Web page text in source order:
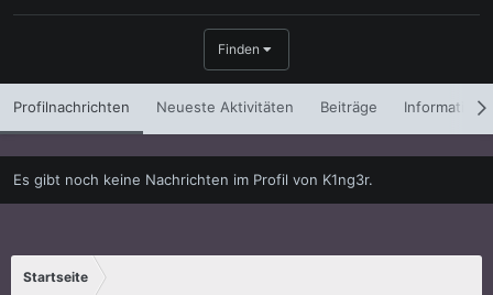
Finden
Profilnachrichten Neueste Aktivitäten Beiträge
Es gibt noch keine Nachrichten im Profil von K1ng3r.
Startseite